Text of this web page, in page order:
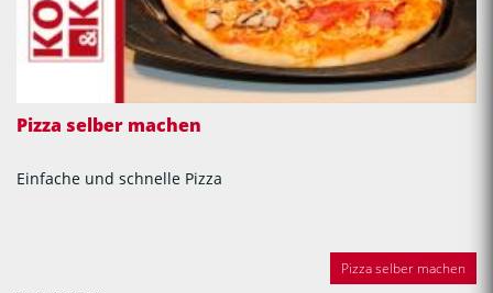
Pizza selber machen
Einfache und schnelle Pizza
Pizza selber machen